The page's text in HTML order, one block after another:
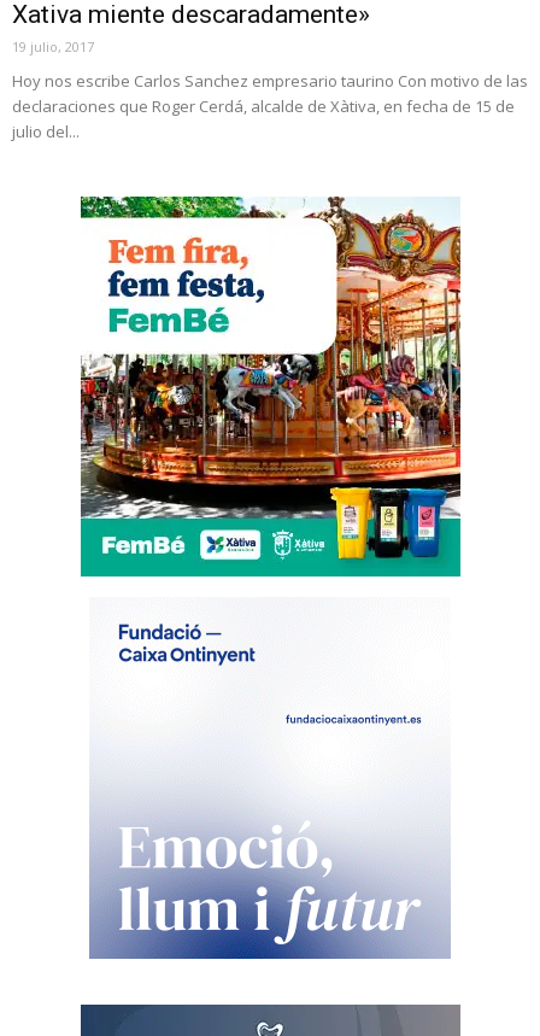
Xativa miente descaradamente»
19 julio, 2017
Hoy nos escribe Carlos Sanchez empresario taurino Con motivo de las
declaraciones que Roger Cerdá, alcalde de Xàtiva, en fecha de 15 de
julio del...